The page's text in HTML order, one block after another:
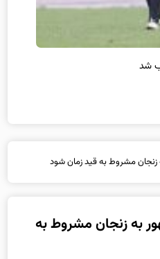
شد
مشروط به قید زمان شود
به زنجان مشروط به